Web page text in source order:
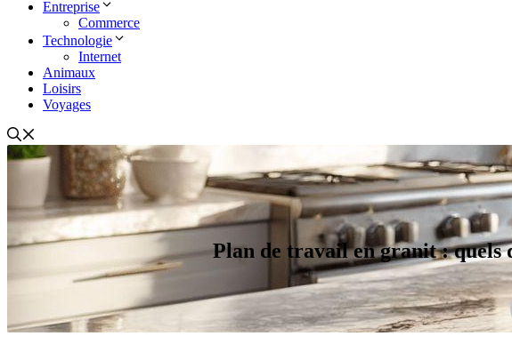
Entreprise
Commerce
Technologie
Internet
Animaux
Loisirs
Voyages
Plan de travail en granit : quels